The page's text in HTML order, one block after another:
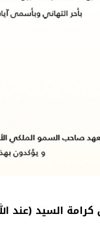
كرامة السيد (عند